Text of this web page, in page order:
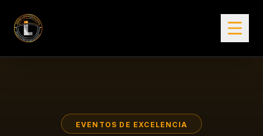
GALAS
BASES
EMBAJADA
EVENTOS DE EXCELENCIA